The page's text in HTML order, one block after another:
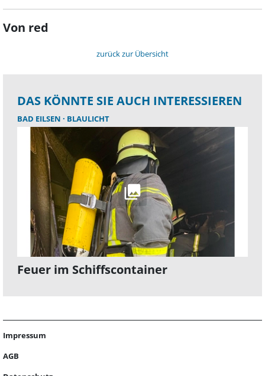
Von red
zurück zur Übersicht
DAS KÖNNTE SIE AUCH INTERESSIEREN
BAD EILSEN BLAULICHT
Feuer im Schiffscontainer
Impressum
AGB